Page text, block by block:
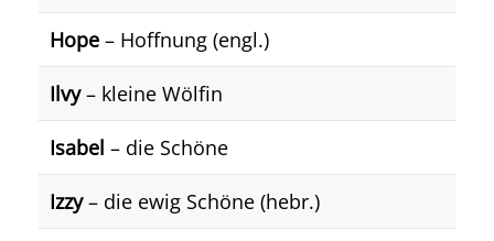
Hope – Hoffnung (engl.)
Ilvy– kleine Wölfin
Isabel – die Schöne
Izzy– die ewig Schöne (hebr.)